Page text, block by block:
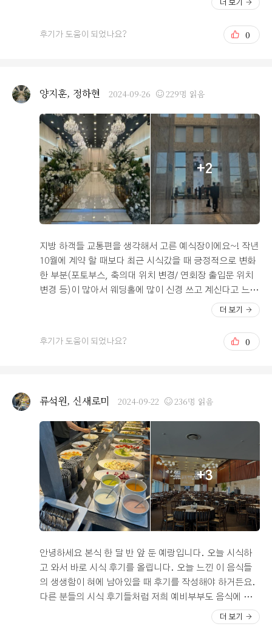
요) 2. 옆에 한창 공사중이라 조금 어수선함 3. 홀의 의자
가 조금 올드하다는 의견 이정도 였습니다 ㅎㅎ 그래도 저
는 아직까지는 선택에 후회는 없어요! 일단 실장님 너무너
던 것 같아요 ㅎㅎ 말이 너무 길어져서 시식 후기는 따로
작성할게요!
수준을 이끌어낸 훌륭한 식사였다고 말씀드리고 싶습니다.
특히 신선도가 중요한 해산물, 바삭한 튀김이 인상적이었
고. 깐풍기나 탕수육 같은 중화요리도 중식당에서 먹는 수
저트도 다양하게 준비되어 있어서, 손님들과 함께 하기에
적절해보였습니다. 초밥도 종류가 많아서 초밥 좋아하시는
분들이 많이 찾으실듯했어요. 예식 부페 특성상 오랜시간
방치될수 있는 음식이지만, 직원분들이 실시간으로 음식을
챙기면서, 가급적 대부분의 손님들이 고품질의 음식을 맛
볼수 있게 바쁘게 도움 주신다는 부분이 감동이었습니다.
주류도 종류별로 준비되어 있어서 손님들께 대접하는데 무
리가 없겠더라고요. 다양한 음식을 전체적으로 만족스럽게
만들어주셨다는데에 대단히 감사하고 기대가 됩니다. 예식
리라 믿어 의심치 않습니다.
더 보기
후기가 도움이 되었나요? 0
양지훈, 정하현 2024-09-26 229명 읽음
+2
지방 하객들 교통편을 생각해서 고른 예식장이에요~! 작년
10월에 계약 할 때보다 최근 시식갔을 때 긍정적으로 변화
한 부분(포토부스, 축의대 위치 변경/ 연회장 출입문 위치
변경 등)이 많아서 웨딩홀에 많이 신경 쓰고 계신다고 느껴
고, 연회장 뷰가 정말 좋아요!!!! 홀은 불이 켜졌을 때 하얗
고 밝은 분위기이고 불이 꺼지면 어두운 홀 분위기를 연출
할 수 있어서 좋답니다! 하지만 홀 크기가 작아서(좁고 높
더 보기
후기가 도움이 되었나요? 0
류석원, 신새로미 2024-09-22 236명 읽음
+3
안녕하세요 본식 한 달 반 앞 둔 예랑입니다. 오늘 시식하
고 와서 바로 시식 후기를 올립니다. 오늘 느낀 이 음식들
의 생생함이 혀에 남아있을 때 후기를 작성해야 하거든요.
다른 분들의 시식 후기들처럼 저희 예비부부도 음식에 대
한 걱정이 많았습니다. 여러 예식을 다녀보고, 지인들의 말
을 들어봐도 사실상 기억에 가장 많이 남고, 이야기가 많이
더 보기